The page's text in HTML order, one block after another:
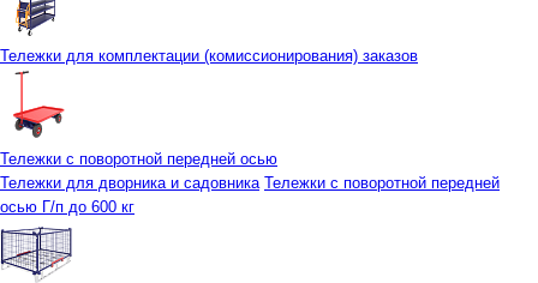
Тележки для комплектации (комиссионирования) заказов
Тележки с поворотной передней осью
Тележки для дворника и садовника Тележки с поворотной передней
осью Г/п до 600 кг